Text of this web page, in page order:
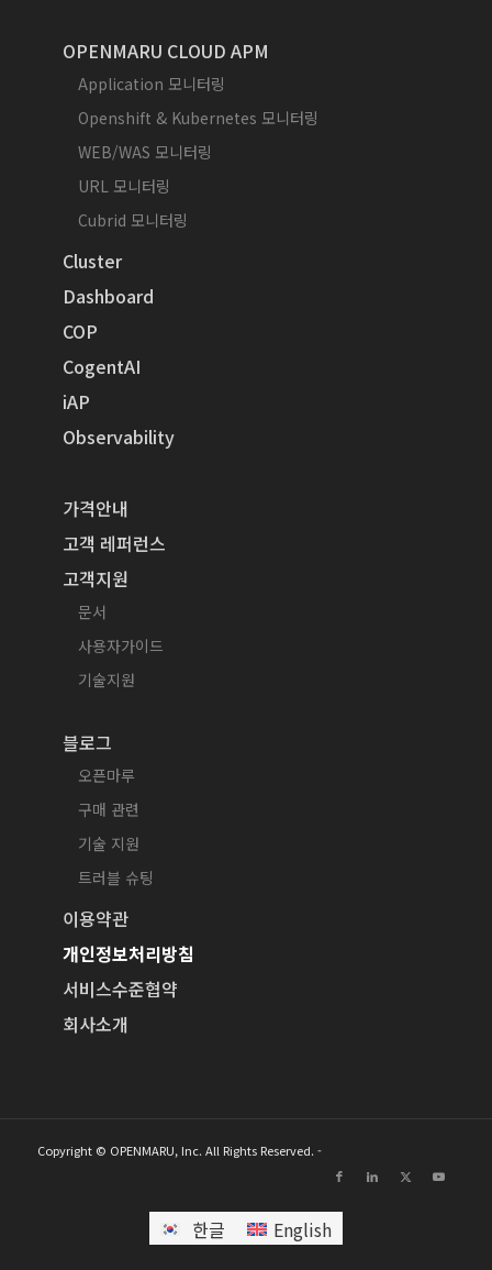
OPENMARU CLOUD APM
Application 모니터링
Openshift & Kubernetes 모니터링
WEB/WAS 모니터링
URL 모니터링
Cubrid 모니터링
Cluster
Dashboard
COP
CogentAI
iAP
Observability
가격안내
고객 레퍼런스
고객지원
문서
사용자가이드
기술지원
블로그
오픈마루
구매 관련
기술 지원
트러블 슈팅
이용약관
개인정보처리방침
서비스수준협약
회사소개
Copyright © OPENMARU, Inc. All Rights Reserved. -
한글 English